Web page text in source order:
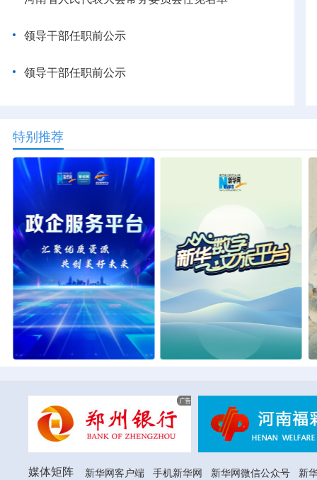
领导干部任职前公示
领导干部任职前公示
特别推荐
媒体矩阵 新华网客户端 手机新华网 新华网微信公众号
新